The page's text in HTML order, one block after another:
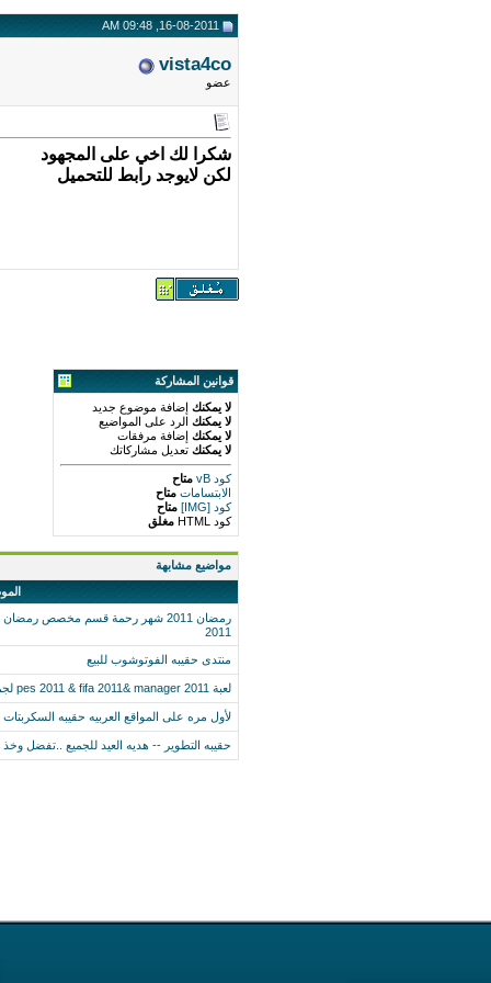
vista4co
عضو
شكرا لك اخي على المجهود
لكن لايوجد رابط للتحميل
قوانين المشاركة
لا يمكنك إضافة موضوع جديد
لا يمكنك الرد على المواضيع
لا يمكنك إضافة مرفقات
لا يمكنك تعديل مشاركاتك
كود vB
متاح
الابتسامات متاح
كود [IMG]
متاح
كود HTML
مغلق
مواضيع مشابهة
2011
منتدى حقيبه الفوتوشوب للبيع
لعبة pes 2011 & fifa 2011& manager 2011 لجميع الهواتف
لأول مره على المواقع العربيه حقيبه السكربتات
حقيبه التطوير -- هديه العيد للجميع ..تفضل